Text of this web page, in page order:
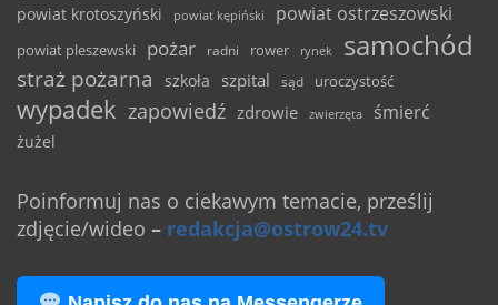
powiat krotoszyński powiat kępiński powiat ostrzeszowski
powiat pleszewski pożar radni rower rynek samochód
straż pożarna szkoła szpital sąd uroczystość
wypadek zapowiedź zdrowie zwierzęta śmierć
żużel
Poinformuj nas o ciekawym temacie, prześlij
zdjęcie/wideo – redakcja@ostrow24.tv